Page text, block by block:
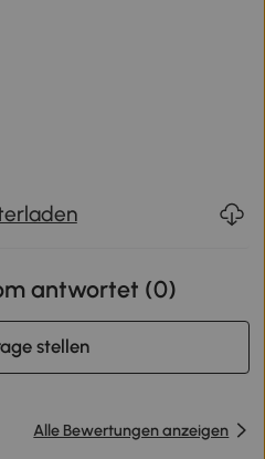
antwortet (0)
stellen
Alle Bewertungen anzeigen